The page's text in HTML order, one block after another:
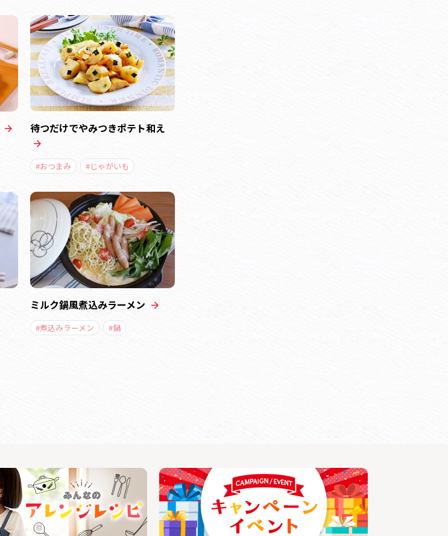
待つだけでやみつきポテト和え
#おつまみ #じゃがいも
ミルク鍋風煮込みラーメン
#煮込みラーメン #鍋